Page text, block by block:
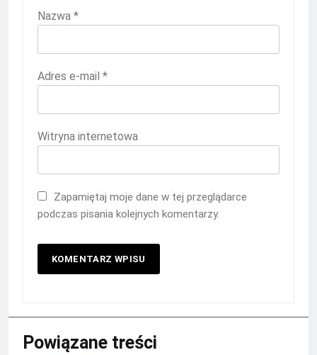
Nazwa *
Adres e-mail *
Witryna internetowa
Zapamiętaj moje dane w tej przeglądarce
podczas pisania kolejnych komentarzy.
Powiązane treści